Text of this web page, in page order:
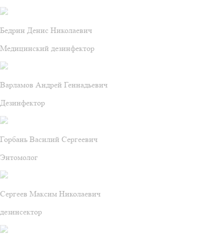
Бедрин Денис Николаевич
Медицинский дезинфектор
Варламов Андрей Геннадьевич
Дезинфектор
Горбань Василий Сергеевич
Энтомолог
Сергеев Максим Николаевич
дезинсектор